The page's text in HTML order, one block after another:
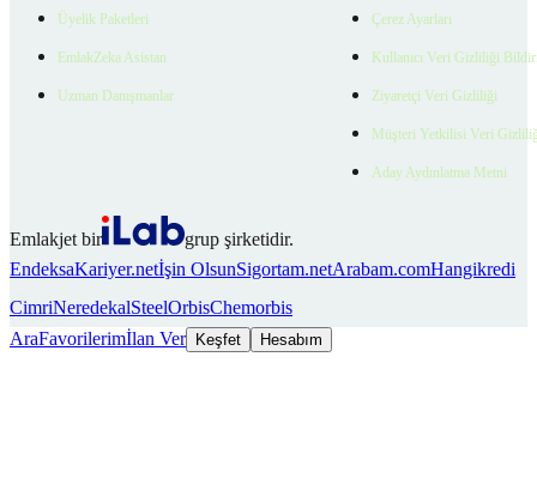
Üyelik Paketleri
EmlakZeka Asistan
Uzman Danışmanlar
Çerez Ayarları
Kullanıcı Veri Gizliliği
Ziyaretçi Veri Gizliliği
Müşteri Yetkilisi Veri
Aday Aydınlatma Metni
Emlakjet bir
grup şirketidir.
EndeksaKariyer.netİşin OlsunSigortam.netArabam.comHangikredi
CimriNeredekalSteelOrbisChemorbis
AraFavorilerimİlan Ver Keşfet Hesabım